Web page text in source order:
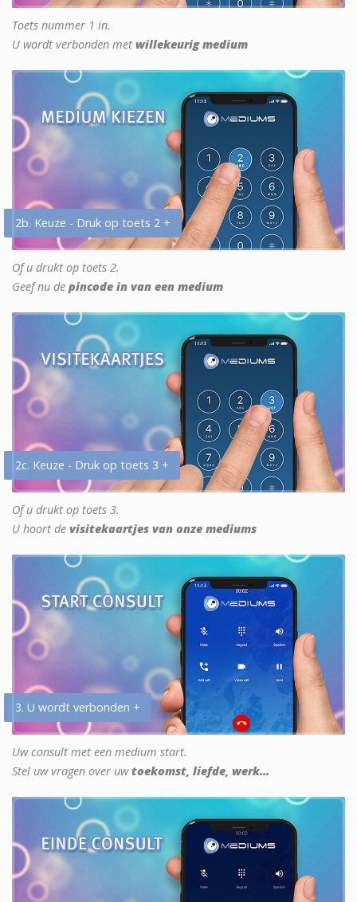
Toets nummer 1 in.
U wordt verbonden met willekeurig medium
2b. Keuze - Druk op toets 2 +
Of u drukt op toets 2.
Geef nu de pincode in van een medium
2c. Keuze - Druk op toets 3 +
Of u drukt op toets 3.
U hoort de visitekaartjes van onze mediums
3. U wordt verbonden +
Uw consult met een medium start.
Stel uw vragen over uwtoekomst, liefde, werk...